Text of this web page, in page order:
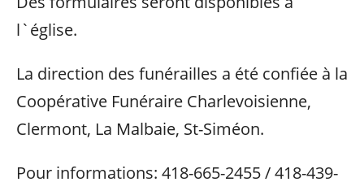
l`église.
La direction des funérailles a été confiée à la
Coopérative Funéraire Charlevoisienne,
Clermont, La Malbaie, St-Siméon.
Pour informations: 418-665-2455 / 418-439-